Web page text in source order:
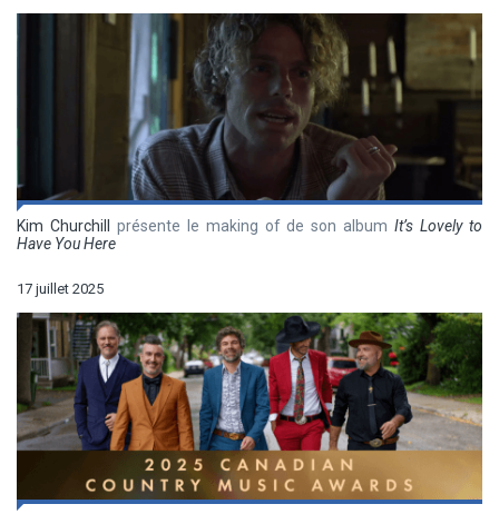
Kim Churchill présente le making of de son albumIt’s Lovely to
Have You Here
17 juillet 2025